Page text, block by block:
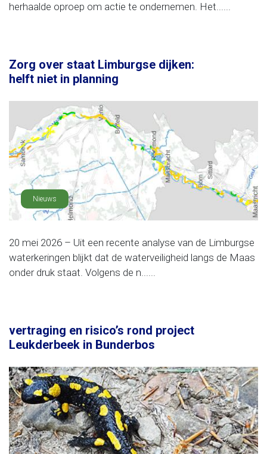
herhaalde oproep om actie te ondernemen. Het......
Zorg over staat Limburgse dijken:
helft niet in planning
Nieuws
20 mei 2026 – Uit een recente analyse van de Limburgse
waterkeringen blijkt dat de waterveiligheid langs de Maas
onder druk staat. Volgens de n......
vertraging en risico’s rond project
Leukderbeek in Bunderbos